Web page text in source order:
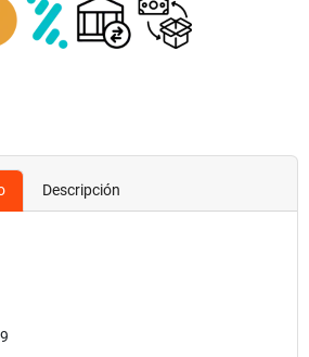
Descripción